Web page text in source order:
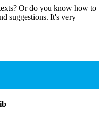
Or do you know how to
suggestions. It's very